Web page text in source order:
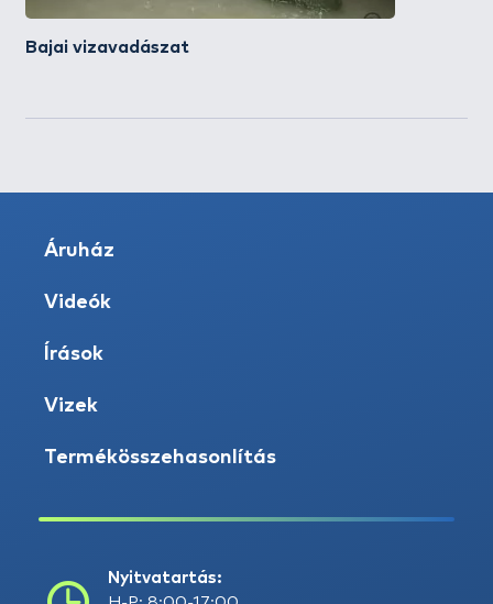
Bajai vizavadászat
Áruház
Videók
Írások
Vizek
Termékösszehasonlítás
Nyitvatartás: